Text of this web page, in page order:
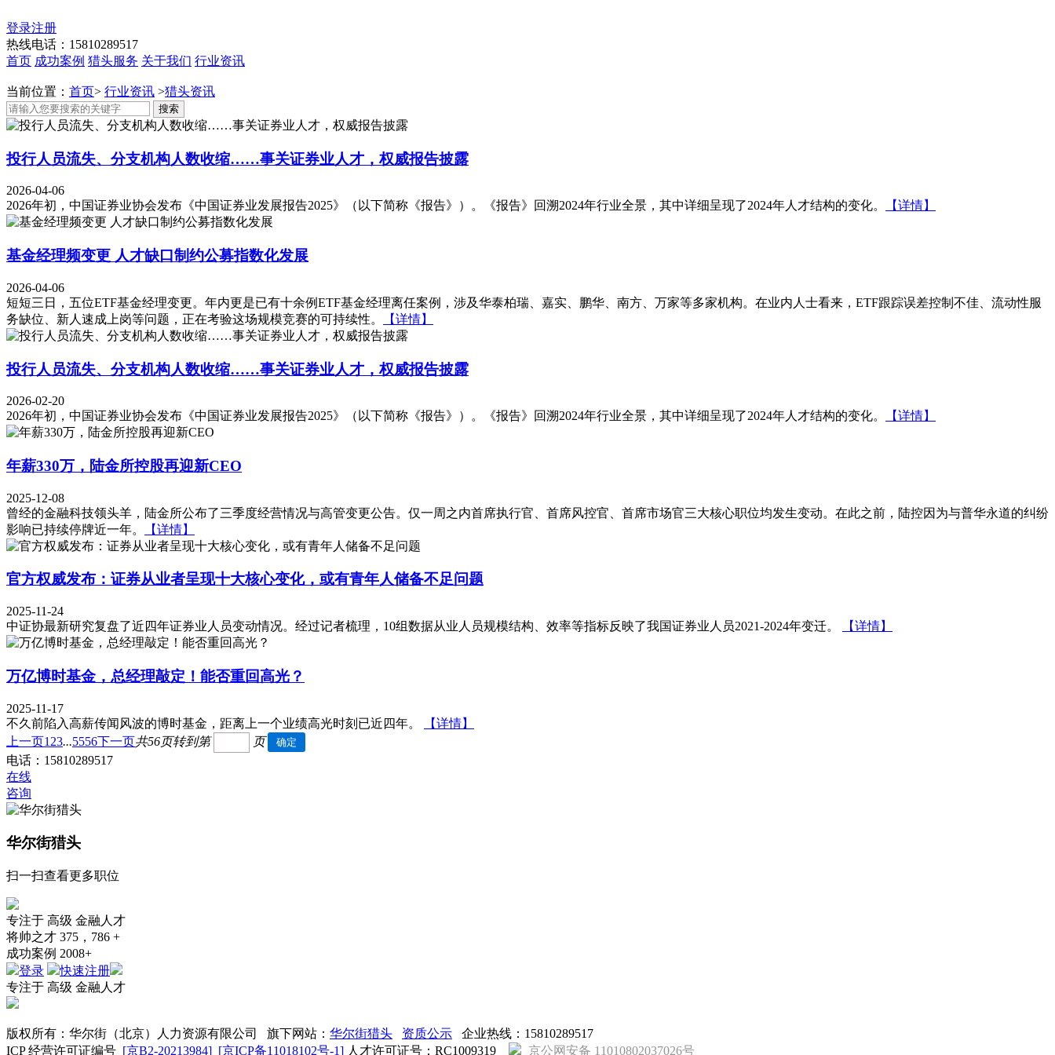
登录注册
热线电话：15810289517
首页 成功案例 猎头服务 关于我们 行业资讯
当前位置： 首页> 行业资讯 >猎头资讯
搜索
投行人员流失、分支机构人数收缩……事关证券业人才，权威报告披露
2026-04-06
2026年初，中国证券业协会发布《中国证券业发展报告2025》（以下简称《报告》）。《报告》回溯2024年行业全景，其中详细呈现了2024年人才结构的变化。
【详情】
基金经理频变更 人才缺口制约公募指数化发展
2026-04-06
短短三日，五位ETF基金经理变更。年内更是已有十余例ETF基金经理离任案例，涉及华泰柏瑞、嘉实、鹏华、南方、万家等多家机构。在业内人士看来，ETF跟踪误差控制不佳、流动性服
务缺位、新人速成上岗等问题，正在考验这场规模竞赛的可持续性。
【详情】
投行人员流失、分支机构人数收缩……事关证券业人才，权威报告披露
2026-02-20
2026年初，中国证券业协会发布《中国证券业发展报告2025》（以下简称《报告》）。《报告》回溯2024年行业全景，其中详细呈现了2024年人才结构的变化。
【详情】
年薪330万，陆金所控股再迎新CEO
2025-12-08
曾经的金融科技领头羊，陆金所公布了三季度经营情况与高管变更公告。仅一周之内首席执行官、首席风控官、首席市场官三大核心职位均发生变动。在此之前，陆控因为与普华永道的纠纷
影响已持续停牌近一年。
【详情】
官方权威发布：证券从业者呈现十大核心变化，或有青年人储备不足问题
2025-11-24
中证协最新研究复盘了近四年证券业人员变动情况。经过记者梳理，10组数据从业人员规模结构、效率等指标反映了我国证券业人员2021-2024年变迁。
【详情】
万亿博时基金，总经理敲定！能否重回高光？
2025-11-17
不久前陷入高薪传闻风波的博时基金，距离上一个业绩高光时刻已近四年。
【详情】
上一页1 23...5556下一页共56页转到第
页
电话：15810289517
在线
咨询
华尔街猎头
扫一扫查看更多职位
专注于 高级 金融人才
将帅之才 375，786 +
成功案例 2008+
登录
快速注册
专注于 高级 金融人才
版权所有：华尔街（北京）人力资源有限公司 旗下网站： 华尔街猎头 资质公示 企业热线：15810289517
ICP 经营许可证编号 [京B2-20213984] [京ICP备11018102号-1] 人才许可证号：RC1009319 京公网安备 11010802037026号